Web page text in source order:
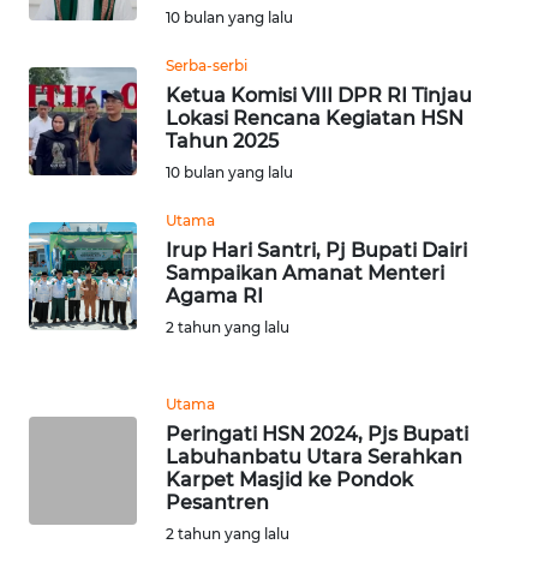
10 bulan yang lalu
Serba-serbi
Ketua Komisi VIII DPR RI Tinjau
Lokasi Rencana Kegiatan HSN
Tahun 2025
10 bulan yang lalu
Utama
Irup Hari Santri, Pj Bupati Dairi
Sampaikan Amanat Menteri
Agama RI
2 tahun yang lalu
Utama
Peringati HSN 2024, Pjs Bupati
Labuhanbatu Utara Serahkan
Karpet Masjid ke Pondok
Pesantren
2 tahun yang lalu
WN
WN
JAKARTA
JABAR
WN
BANTEN